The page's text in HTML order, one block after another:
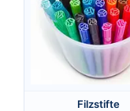
Filzstifte